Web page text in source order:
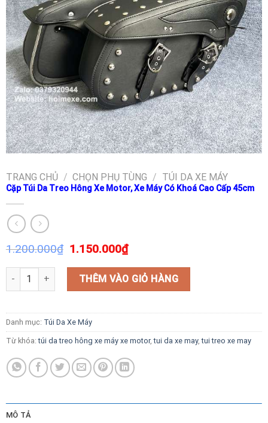
TRANG CHỦ / CHỌN PHỤ TÙNG / TÚI DA XE MÁY
Cặp Túi Da Treo Hông Xe Motor, Xe Máy Có Khoá Cao Cấp 45cm
1.200.000₫ 1.150.000₫
Cặp Túi Da Treo Hông Xe Motor, Xe Máy Có Khoá Cao Cấp
THÊM VÀO GIỎ HÀNG
Danh mục: Túi Da Xe Máy
Từ khóa:túi da treo hông xe máy xe motor,tui da xe may,tui treo xe may
MÔ TẢ